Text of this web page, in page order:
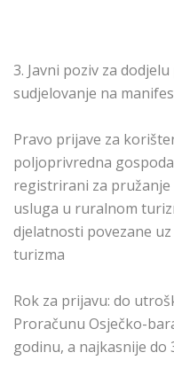
3. Javni poziv za
sudjelovanje na
Pravo prijave za
poljoprivredna
registrirani za
usluga u ruralnom
djelatnosti povezane
turizma
Rok za prijavu: do
Proračunu Osječko-
godinu, a najkasnije do